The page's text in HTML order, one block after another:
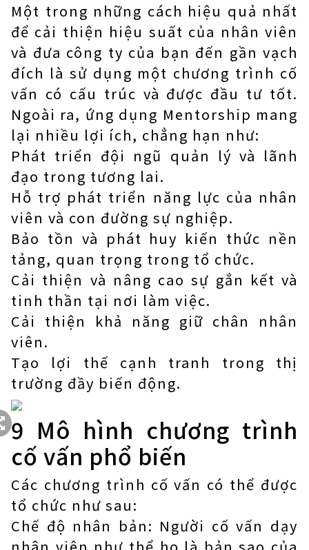
Một trong những cách hiệu quả nhất
để cải thiện hiệu suất của nhân viên
và đưa công ty của bạn đến gần vạch
đích là sử dụng một chương trình cố
vấn có cấu trúc và được đầu tư tốt.
Ngoài ra, ứng dụng Mentorship mang
lại nhiều lợi ích, chẳng hạn như:
Phát triển đội ngũ quản lý và lãnh
đạo trong tương lai.
Hỗ trợ phát triển năng lực của nhân
viên và con đường sự nghiệp.
Bảo tồn và phát huy kiến ​​thức nền
tảng, quan trọng trong tổ chức.
Cải thiện và nâng cao sự gắn kết và
tinh thần tại nơi làm việc.
Cải thiện khả năng giữ chân nhân
viên.
Tạo lợi thế cạnh tranh trong thị
trường đầy biến động.
9 Mô hình chương trình
cố vấn phổ biến
Các chương trình cố vấn có thể được
tổ chức như sau:
Chế độ nhân bản: Người cố vấn dạy
nhân viên như thể họ là bản sao của